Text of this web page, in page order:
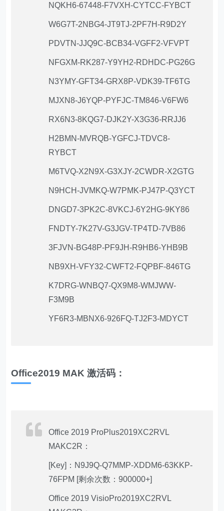
NQKH6-67448-F7VXH-CYTCC-FYBCT
W6G7T-2NBG4-JT9TJ-2PF7H-R9D2Y
PDVTN-JJQ9C-BCB34-VGFF2-VFVPT
NFGXM-RK287-Y9YH2-RDHDC-PG26G
N3YMY-GFT34-GRX8P-VDK39-TF6TG
MJXN8-J6YQP-PYFJC-TM846-V6FW6
RX6N3-8KQG7-DJK2Y-X3G36-RRJJ6
H2BMN-MVRQB-YGFCJ-TDVC8-
RYBCT
M6TVQ-X2N9X-G3XJY-2CWDR-X2GTG
N9HCH-JVMKQ-W7PMK-PJ47P-Q3YCT
DNGD7-3PK2C-8VKCJ-6Y2HG-9KY86
FNDTY-7K27V-G3JGV-TP4TD-7VB86
3FJVN-BG48P-PF9JH-R9HB6-YHB9B
NB9XH-VFY32-CWFT2-FQPBF-846TG
K7DRG-WNBQ7-QX9M8-WMJWW-
F3M9B
YF6R3-MBNX6-926FQ-TJ2F3-MDYCT
Office2019 MAK 激活码：
Office 2019 ProPlus2019XC2RVL
MAKC2R：
[Key]：N9J9Q-Q7MMP-XDDM6-63KKP-
76FPM [剩余次数：900000+]
Office 2019 VisioPro2019XC2RVL